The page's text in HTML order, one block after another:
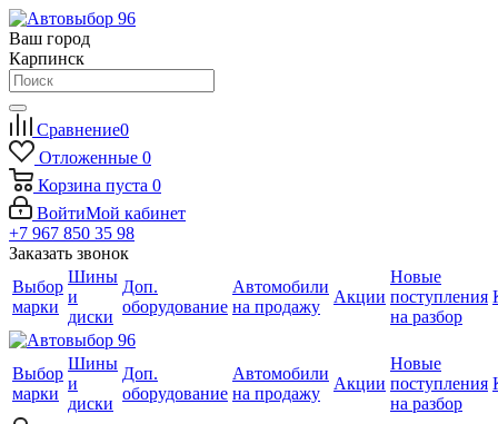
Ваш город
Карпинск
Сравнение0
Отложенные 0
Корзина пуста 0
ВойтиМой кабинет
+7 967 850 35 98
Заказать звонок
Выбор
марки
Шины
и
диски
Доп.
оборудование
Автомобили
на продажу
Акции
Новые
поступления
на разбор
Выбор
марки
Шины
и
диски
Доп.
оборудование
Автомобили
на продажу
Акции
Новые
поступления
на разбор